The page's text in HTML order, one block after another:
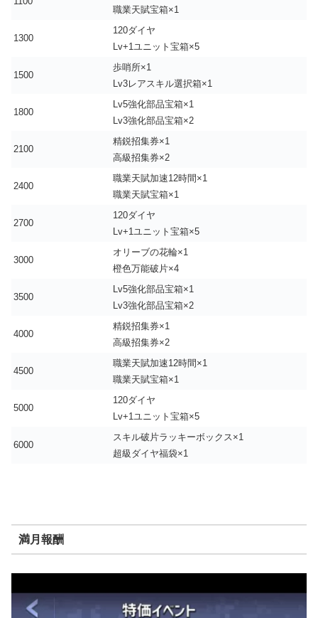
職業天賦宝箱×1
1300
120ダイヤ
Lv+1ユニット宝箱×5
1500
歩哨所×1
Lv3レアスキル選択箱×1
1800
Lv5強化部品宝箱×1
Lv3強化部品宝箱×2
2100
精鋭招集券×1
高級招集券×2
2400
職業天賦加速12時間×1
職業天賦宝箱×1
2700
120ダイヤ
Lv+1ユニット宝箱×5
3000
オリーブの花輪×1
橙色万能破片×4
3500
Lv5強化部品宝箱×1
Lv3強化部品宝箱×2
4000
精鋭招集券×1
高級招集券×2
4500
職業天賦加速12時間×1
職業天賦宝箱×1
5000
120ダイヤ
Lv+1ユニット宝箱×5
6000
スキル破片ラッキーボックス×1
超級ダイヤ福袋×1
満月報酬